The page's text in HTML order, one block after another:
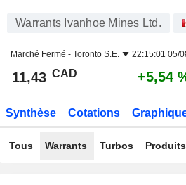
Warrants Ivanhoe Mines Ltd.
Marché Fermé - Toronto S.E. 22:15:01 05/
11,43 CAD +5,54
Synthèse Cotations
Tous Warrants Turbos